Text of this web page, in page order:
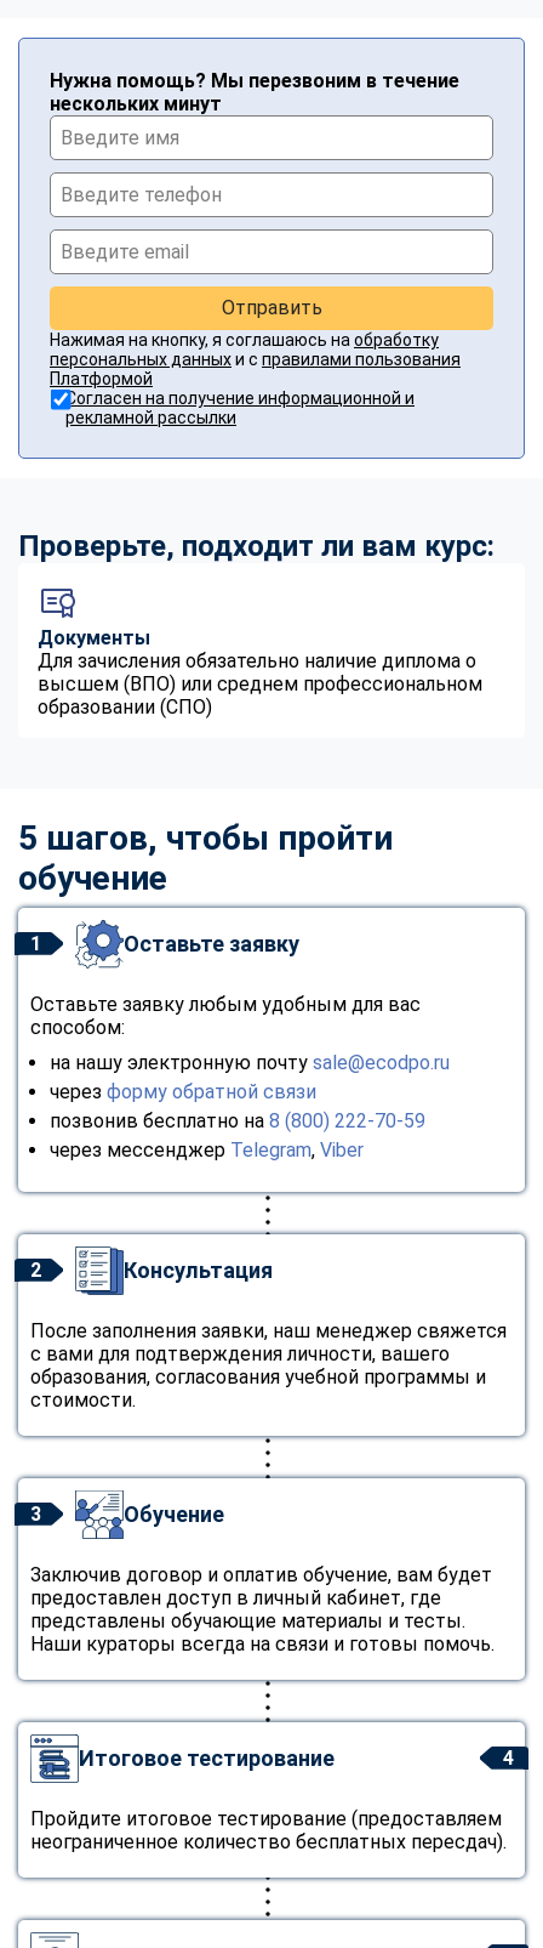
Нужна помощь? Мы перезвоним в течение
нескольких минут
Отправить
Нажимая на кнопку, я соглашаюсь на обработку
персональных данныхи с правилами пользования
Платформой
Согласен на получение информационной и
рекламной рассылки
Проверьте, подходит ли вам курс:
Документы
Для зачисления обязательно наличие диплома о
высшем (ВПО) или среднем профессиональном
образовании (СПО)
5 шагов, чтобы пройти
обучение
1 Оставьте заявку
Оставьте заявку любым удобным для вас
способом:
на нашу электронную почту sale@ecodpo.ru
через форму обратной связи
позвонив бесплатно на 8 (800) 222-70-59
через мессенджер Telegram, Viber
2 Консультация
После заполнения заявки, наш менеджер свяжется
с вами для подтверждения личности, вашего
образования, согласования учебной программы и
стоимости.
3 Обучение
Заключив договор и оплатив обучение, вам будет
предоставлен доступ в личный кабинет, где
представлены обучающие материалы и тесты.
Наши кураторы всегда на связи и готовы помочь.
4
Итоговое тестирование
Пройдите итоговое тестирование (предоставляем
неограниченное количество бесплатных пересдач).